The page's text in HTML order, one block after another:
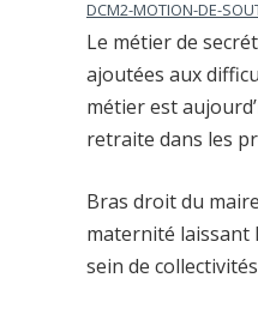
DCM2-MOTION-DE-
Le métier de
ajoutées aux
métier est
retraite dans les
Bras droit du
maternité laissant
sein de